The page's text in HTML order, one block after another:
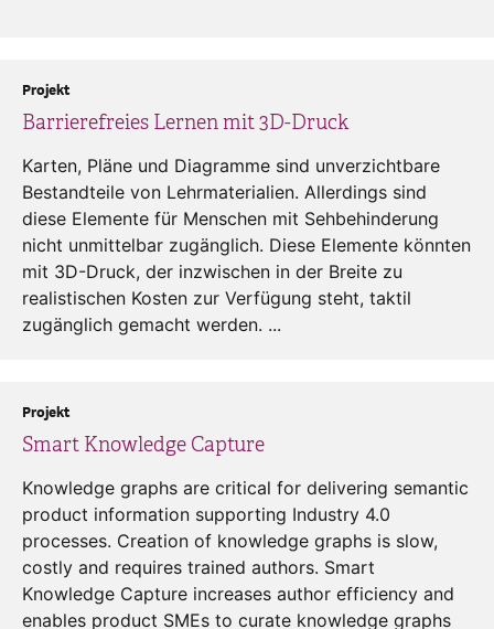
Barrierefreies Lernen mit 3D-Druck
Projekt
Karten, Pläne und Diagramme sind unverzichtbare
Bestandteile von Lehrmaterialien. Allerdings sind
diese Elemente für Menschen mit Sehbehinderung
nicht unmittelbar zugänglich. Diese Elemente könnten
mit 3D-Druck, der inzwischen in der Breite zu
realistischen Kosten zur Verfügung steht, taktil
zugänglich gemacht werden. ...
Smart Knowledge Capture
Projekt
Knowledge graphs are critical for delivering semantic
product information supporting Industry 4.0
processes. Creation of knowledge graphs is slow,
costly and requires trained authors. Smart
Knowledge Capture increases author efficiency and
enables product SMEs to curate knowledge graphs